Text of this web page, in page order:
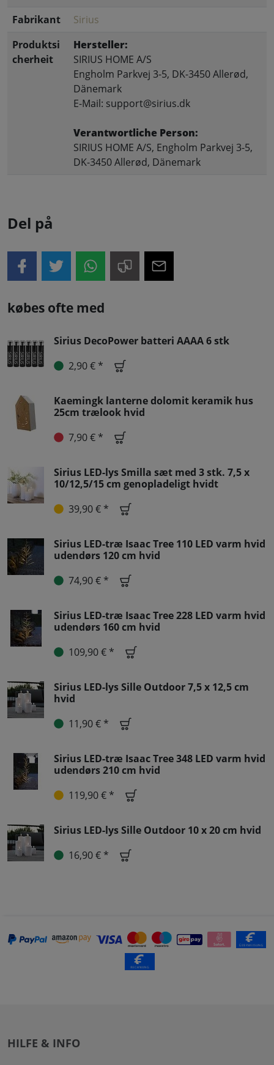
Fabrikant
Sirius
Produktsi
cherheit
Hersteller:
SIRIUS HOME A/S
Engholm Parkvej 3-5, DK-3450 Allerød,
Dänemark
E-Mail: support@sirius.dk
Verantwortliche Person:
SIRIUS HOME A/S, Engholm Parkvej 3-5,
DK-3450 Allerød, Dänemark
Del på
købes ofte med
Sirius DecoPower batteri AAAA 6 stk
2,90 € *
Kaemingk lanterne dolomit keramik hus
25cm trælook hvid
7,90 € *
Sirius LED-lys Smilla sæt med 3 stk. 7,5 x
10/12,5/15 cm genopladeligt hvidt
39,90 € *
Sirius LED-træ Isaac Tree 110 LED varm hvid
udendørs 120 cm hvid
74,90 € *
Sirius LED-træ Isaac Tree 228 LED varm hvid
udendørs 160 cm hvid
109,90 € *
Sirius LED-lys Sille Outdoor 7,5 x 12,5 cm
hvid
11,90 € *
Sirius LED-træ Isaac Tree 348 LED varm hvid
udendørs 210 cm hvid
119,90 € *
Sirius LED-lys Sille Outdoor 10 x 20 cm hvid
16,90 € *
HILFE & INFO